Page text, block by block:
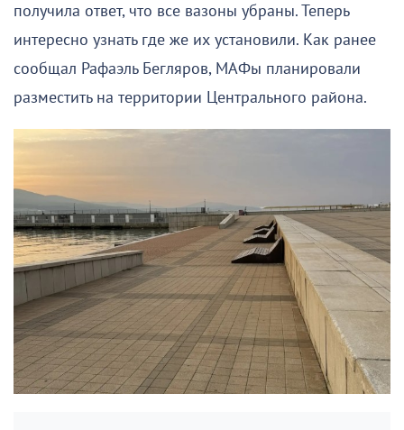
получила ответ, что все вазоны убраны. Теперь
интересно узнать где же их установили. Как ранее
сообщал Рафаэль Бегляров, МАФы планировали
разместить на территории Центрального района.